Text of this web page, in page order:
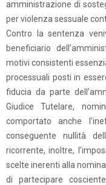
amministrazione di
per violenza sessuale
Contro la sentenza
beneficiario
motivi consistenti
processuali posti in
fiducia da parte
Giudice Tutelare,
comportato anche
conseguente nullità
ricorrente, inoltre,
scelte inerenti alla
di partecipare